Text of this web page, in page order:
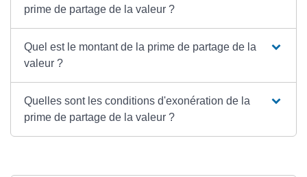
prime de partage de la valeur ?
Quel est le montant de la prime de partage de la
valeur ?
Quelles sont les conditions d'exonération de la
prime de partage de la valeur ?